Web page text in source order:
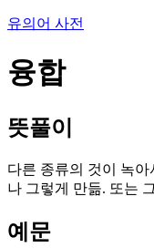
유의어 사전
융합
뜻풀이
다른 종류의 것이 녹
나 그렇게 만듦. 또는
예문